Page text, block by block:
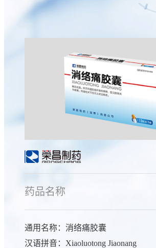
药品名称
通用名称：消络痛胶囊
汉语拼音：Xiaoluotong Jiaonang